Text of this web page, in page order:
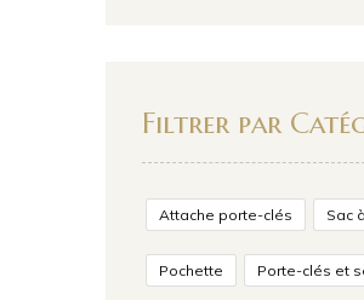
Filtrer par
Attache porte-clés Sac
Pochette Porte-clés et